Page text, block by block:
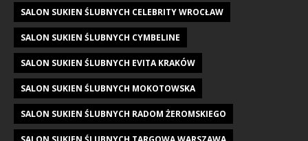
SALON SUKIEN ŚLUBNYCH CELEBRITY WROCŁAW
SALON SUKIEN ŚLUBNYCH CYMBELINE
SALON SUKIEN ŚLUBNYCH EVITA KRAKÓW
SALON SUKIEN ŚLUBNYCH MOKOTOWSKA
SALON SUKIEN ŚLUBNYCH RADOM ŻEROMSKIEGO